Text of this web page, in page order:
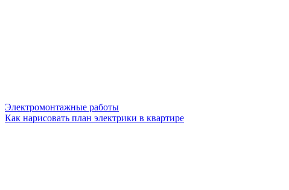
Электромонтажные работы
Как нарисовать план электрики в квартире